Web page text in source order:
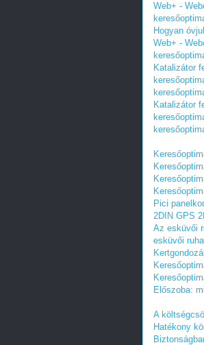
Web+ -
Hogyan
Web+ -
Katalizátor
Katalizátor
Pici
2DIN GPS
Az esküvői
esküvői
Előszoba:
A
Hatékony